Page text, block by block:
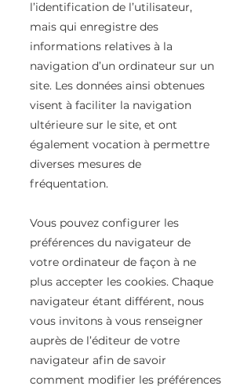
l’identification de l’utilisateur,
mais qui enregistre des
informations relatives à la
navigation d’un ordinateur sur un
site. Les données ainsi obtenues
visent à faciliter la navigation
ultérieure sur le site, et ont
également vocation à permettre
diverses mesures de
fréquentation.
Vous pouvez configurer les
préférences du navigateur de
votre ordinateur de façon à ne
plus accepter les cookies. Chaque
navigateur étant différent, nous
vous invitons à vous renseigner
auprès de l’éditeur de votre
navigateur afin de savoir
comment modifier les préférences